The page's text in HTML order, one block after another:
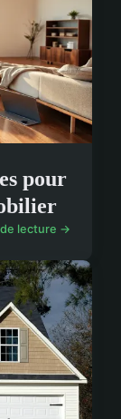
pour
lecture →